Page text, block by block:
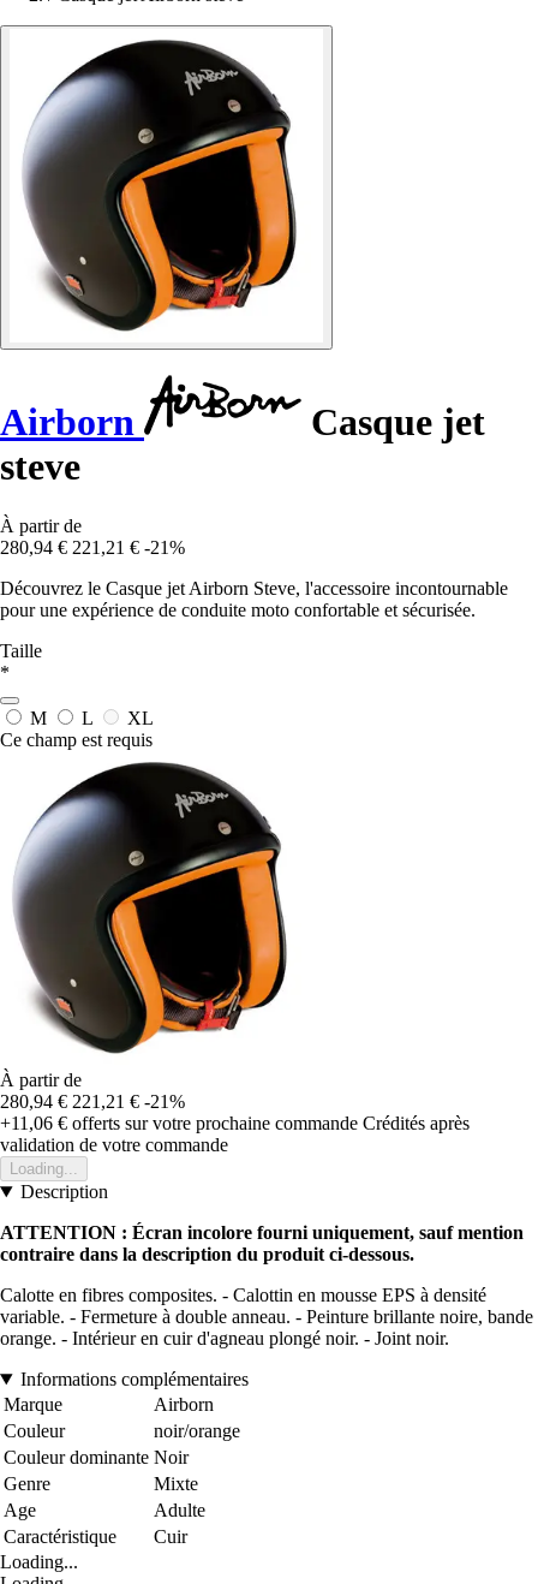
Airborn
Casque jet
steve
À partir de
280,94 € 221,21 € -21%
Découvrez le Casque jet Airborn Steve, l'accessoire incontournable
pour une expérience de conduite moto confortable et sécurisée.
Taille
*
M L
XL
Ce champ est requis
À partir de
280,94 € 221,21 € -21%
+11,06 € offerts sur votre prochaine commande Crédités après
validation de votre commande
Loading...
Description
ATTENTION : Écran incolore fourni uniquement, sauf mention
contraire dans la description du produit ci-dessous.
Calotte en fibres composites. - Calottin en mousse EPS à densité
variable. - Fermeture à double anneau. - Peinture brillante noire, bande
orange. - Intérieur en cuir d'agneau plongé noir. - Joint noir.
Informations complémentaires
Marque
Airborn
Couleur
noir/orange
Couleur dominante Noir
Genre
Mixte
Age
Adulte
Caractéristique
Cuir
Loading...